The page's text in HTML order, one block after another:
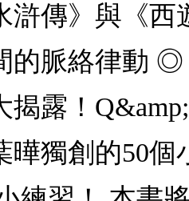
滸傳》與《
脈絡律動 ◎
露！
曄獨創的50